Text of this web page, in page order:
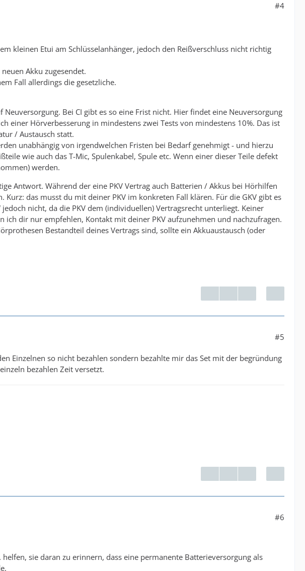
#4
kleinen Etui am Schlüsselanhänger, jedoch den Reißverschluss nicht richtig
Akku zugesendet.
Fall allerdings die gesetzliche.
Neuversorgung. Bei CI gibt es so eine Frist nicht. Hier findet eine Neuversorgung
einer Hörverbesserung in mindestens zwei Tests von mindestens 10%. Das ist
/ Austausch statt.
unabhängig von irgendwelchen Fristen bei Bedarf genehmigt - und hierzu
wie auch das T-Mic, Spulenkabel, Spule etc. Wenn einer dieser Teile defekt
werden.
Antwort. Während der eine PKV Vertrag auch Batterien / Akkus bei Hörhilfen
das musst du mit deiner PKV im konkreten Fall klären. Für die GKV gibt es
nicht, da die PKV dem (individuellen) Vertragsrecht unterliegt. Keiner
ich dir nur empfehlen, Kontakt mit deiner PKV aufzunehmen und nachzufragen.
Bestandteil deines Vertrags sind, sollte ein Akkuaustausch (oder
#5
Einzelnen so nicht bezahlen sondern bezahlte mir das Set mit der begründung
bezahlen Zeit versetzt.
#6
sie daran zu erinnern, dass eine permanente Batterieversorgung als